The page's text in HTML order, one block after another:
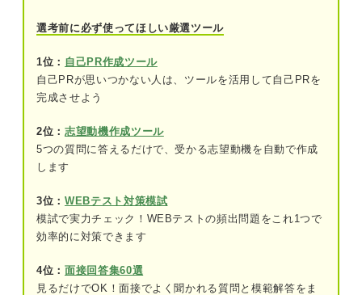
ている？
②入社してからどのように働いてくれそう
③自己分析が正確にできているか
①短所ではなく長所をアピールする
③仕事にどのように活かせるか記載する
選考前に必ず使ってほしい厳選ツール
1位： 自己PR作成ツール
自己PRが思いつかない人は、ツールを活用して自己PRを
完成させよう
2位： 志望動機作成ツール
5つの質問に答えるだけで、受かる志望動機を自動で作成
します
3位： WEBテスト対策模試
模試で実力チェック！WEBテストの頻出問題をこれ1つで
効率的に対策できます
4位： 面接回答集60選
見るだけでOK！面接でよく聞かれる質問と模範解答をま